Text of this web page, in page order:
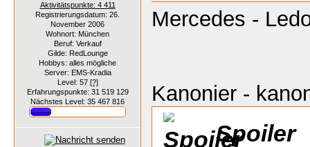
Aktivitätspunkte: 4 411
Registrierungsdatum: 26.
November 2006
Wohnort: München
Beruf: Verkauf
Gilde: RedLounge
Hobbys: alles mögliche
Server: EMS-Kradia
Level: 57 [?]
Erfahrungspunkte: 31 519 129
Nächstes Level: 35 467 816
Mercedes -
Kanonier -
Spoiler